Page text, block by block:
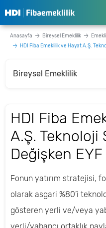
Anasayfa Bireysel Emeklilik
HDI Fiba Emeklilik ve Hayat A.Ş. Teknoloji Sektörü
Bireysel Emeklilik
HDI Fiba
A.Ş. Teknoloji
Değişken EYF
Fonun yatırım stratejisi,
olarak asgari %80’i
gösteren yerli ve/veya